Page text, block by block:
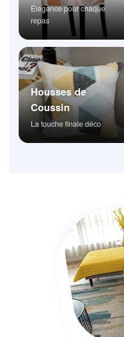
Élégance pour chaque
repas
Housses de
Coussin
La touche finale déco